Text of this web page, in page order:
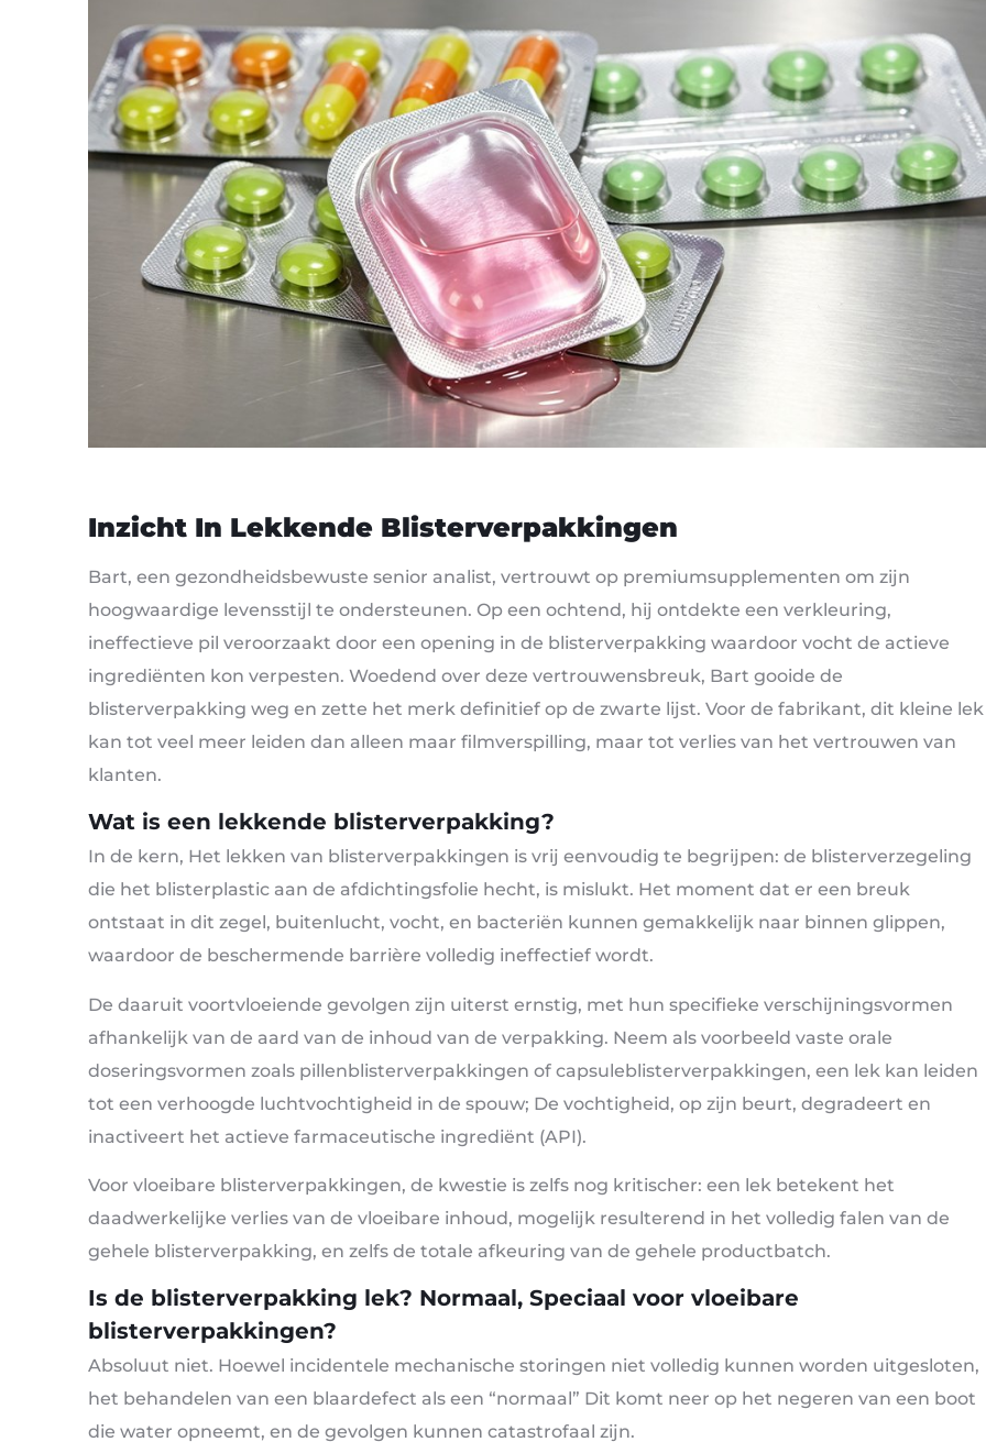
Inzicht In Lekkende Blisterverpakkingen
Bart, een gezondheidsbewuste senior analist, vertrouwt op premiumsupplementen om zijn
hoogwaardige levensstijl te ondersteunen. Op een ochtend, hij ontdekte een verkleuring,
ineffectieve pil veroorzaakt door een opening in de blisterverpakking waardoor vocht de actieve
ingrediënten kon verpesten. Woedend over deze vertrouwensbreuk, Bart gooide de
blisterverpakking weg en zette het merk definitief op de zwarte lijst. Voor de fabrikant, dit kleine lek
kan tot veel meer leiden dan alleen maar filmverspilling, maar tot verlies van het vertrouwen van
klanten.
Wat is een lekkende blisterverpakking?
In de kern, Het lekken van blisterverpakkingen is vrij eenvoudig te begrijpen: de blisterverzegeling
die het blisterplastic aan de afdichtingsfolie hecht, is mislukt. Het moment dat er een breuk
ontstaat in dit zegel, buitenlucht, vocht, en bacteriën kunnen gemakkelijk naar binnen glippen,
waardoor de beschermende barrière volledig ineffectief wordt.
De daaruit voortvloeiende gevolgen zijn uiterst ernstig, met hun specifieke verschijningsvormen
afhankelijk van de aard van de inhoud van de verpakking. Neem als voorbeeld vaste orale
doseringsvormen zoals pillenblisterverpakkingen of capsuleblisterverpakkingen, een lek kan leiden
tot een verhoogde luchtvochtigheid in de spouw; De vochtigheid, op zijn beurt, degradeert en
inactiveert het actieve farmaceutische ingrediënt (API).
Voor vloeibare blisterverpakkingen, de kwestie is zelfs nog kritischer: een lek betekent het
daadwerkelijke verlies van de vloeibare inhoud, mogelijk resulterend in het volledig falen van de
gehele blisterverpakking, en zelfs de totale afkeuring van de gehele productbatch.
Is de blisterverpakking lek? Normaal, Speciaal voor vloeibare
blisterverpakkingen?
Absoluut niet. Hoewel incidentele mechanische storingen niet volledig kunnen worden uitgesloten,
het behandelen van een blaardefect als een “normaal” Dit komt neer op het negeren van een boot
die water opneemt, en de gevolgen kunnen catastrofaal zijn.